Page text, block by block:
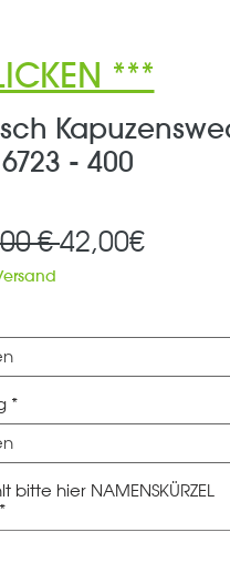
- 400
€ Standardpreis
42,00€Sale-
*
bitte hier NAMENSKÜRZEL
*
***